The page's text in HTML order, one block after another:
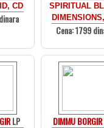
CD
SPIRITUAL
Cena: 1799
LP DIMMU BORGIR